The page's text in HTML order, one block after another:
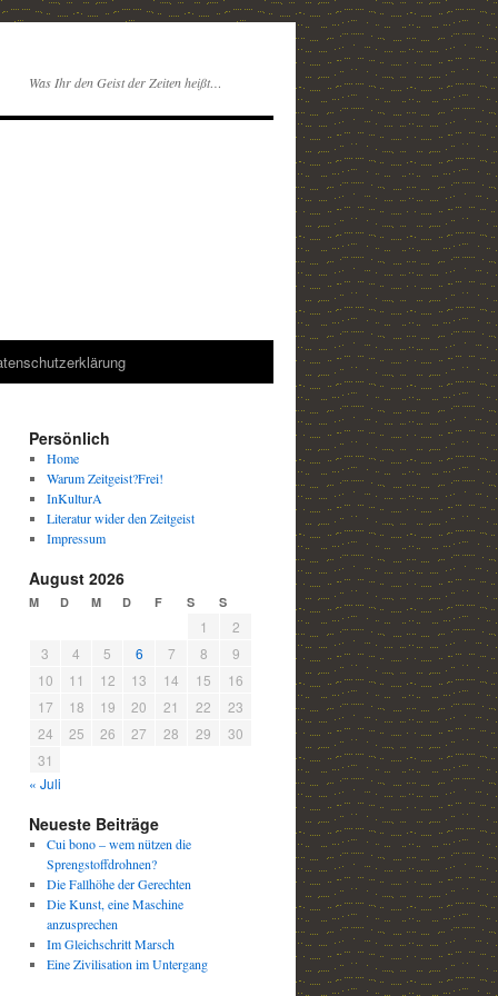
Was Ihr den Geist der Zeiten heißt…
Persönlich
Home
Warum Zeitgeist?Frei!
InKulturA
Literatur wider den Zeitgeist
Impressum
August 2026
M D M D F S S
1
2
3
4 5 6 7 8
9
10
11 12 13 14 15
16
17
18 19 20 21 22
23
24
25 26 27 28 29
30
31
« Juli
Neueste Beiträge
Cui bono – wem nützen die
Sprengstoffdrohnen?
Die Fallhöhe der Gerechten
Die Kunst, eine Maschine
anzusprechen
Im Gleichschritt Marsch
Eine Zivilisation im Untergang